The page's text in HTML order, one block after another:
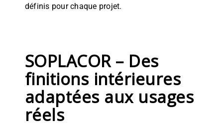
définis pour chaque projet.
SOPLACOR – Des
finitions intérieures
adaptées aux usages
réels